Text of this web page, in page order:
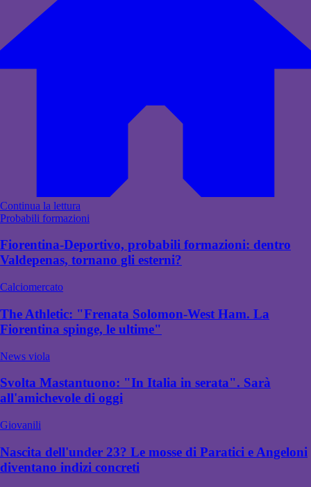
Continua la lettura
Probabili formazioni
Fiorentina-Deportivo, probabili formazioni: dentro
Valdepenas, tornano gli esterni?
Calciomercato
The Athletic: "Frenata Solomon-West Ham. La
Fiorentina spinge, le ultime"
News viola
Svolta Mastantuono: "In Italia in serata". Sarà
all'amichevole di oggi
Giovanili
Nascita dell'under 23? Le mosse di Paratici e Angeloni
diventano indizi concreti